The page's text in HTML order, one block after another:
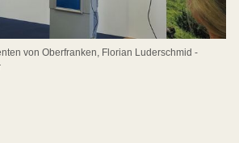
von Oberfranken, Florian Luderschmid -